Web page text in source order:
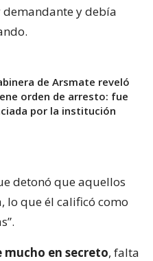
y debía
de Arsmate reveló
orden de arresto: fue
por la institución
detonó que aquellos
lo que él calificó como
en secreto, falta